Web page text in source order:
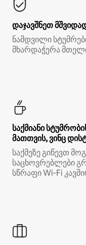
დაჯავშნეთ
ნამდვილი
მხარდაჭერა
საქმიანი
მათთვის, ვინც
საქმეზე გიწევთ
საცხოვრებლები
სწრაფი Wi‑Fi